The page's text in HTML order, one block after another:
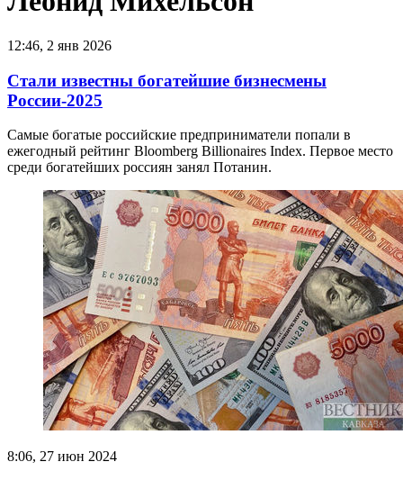
12:46, 2 янв 2026
Стали известны богатейшие бизнесмены
России-2025
Самые богатые российские предприниматели попали в
ежегодный рейтинг Bloomberg Billionaires Index. Первое место
среди богатейших россиян занял Потанин.
8:06, 27 июн 2024